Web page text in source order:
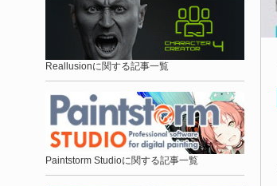
Reallusionに関する記事一覧
Paintstorm Studioに関する記事一覧